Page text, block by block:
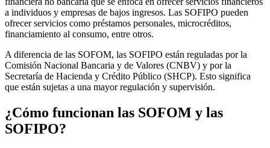
a individuos y empresas de bajos ingresos. Las SOFIPO pueden
ofrecer servicios como préstamos personales, microcréditos,
financiamiento al consumo, entre otros.
A diferencia de las SOFOM, las SOFIPO están reguladas por la
Comisión Nacional Bancaria y de Valores (CNBV) y por la
Secretaría de Hacienda y Crédito Público (SHCP). Esto significa
que están sujetas a una mayor regulación y supervisión.
¿Cómo funcionan las SOFOM y las
SOFIPO?